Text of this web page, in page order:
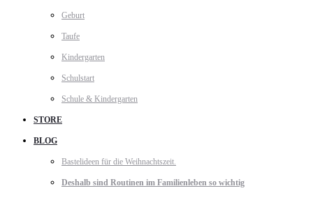
Geburt
Taufe
Kindergarten
Schulstart
Schule & Kindergarten
STORE
BLOG
Bastelideen für die Weihnachtszeit.
Deshalb sind Routinen im Familienleben so wichtig